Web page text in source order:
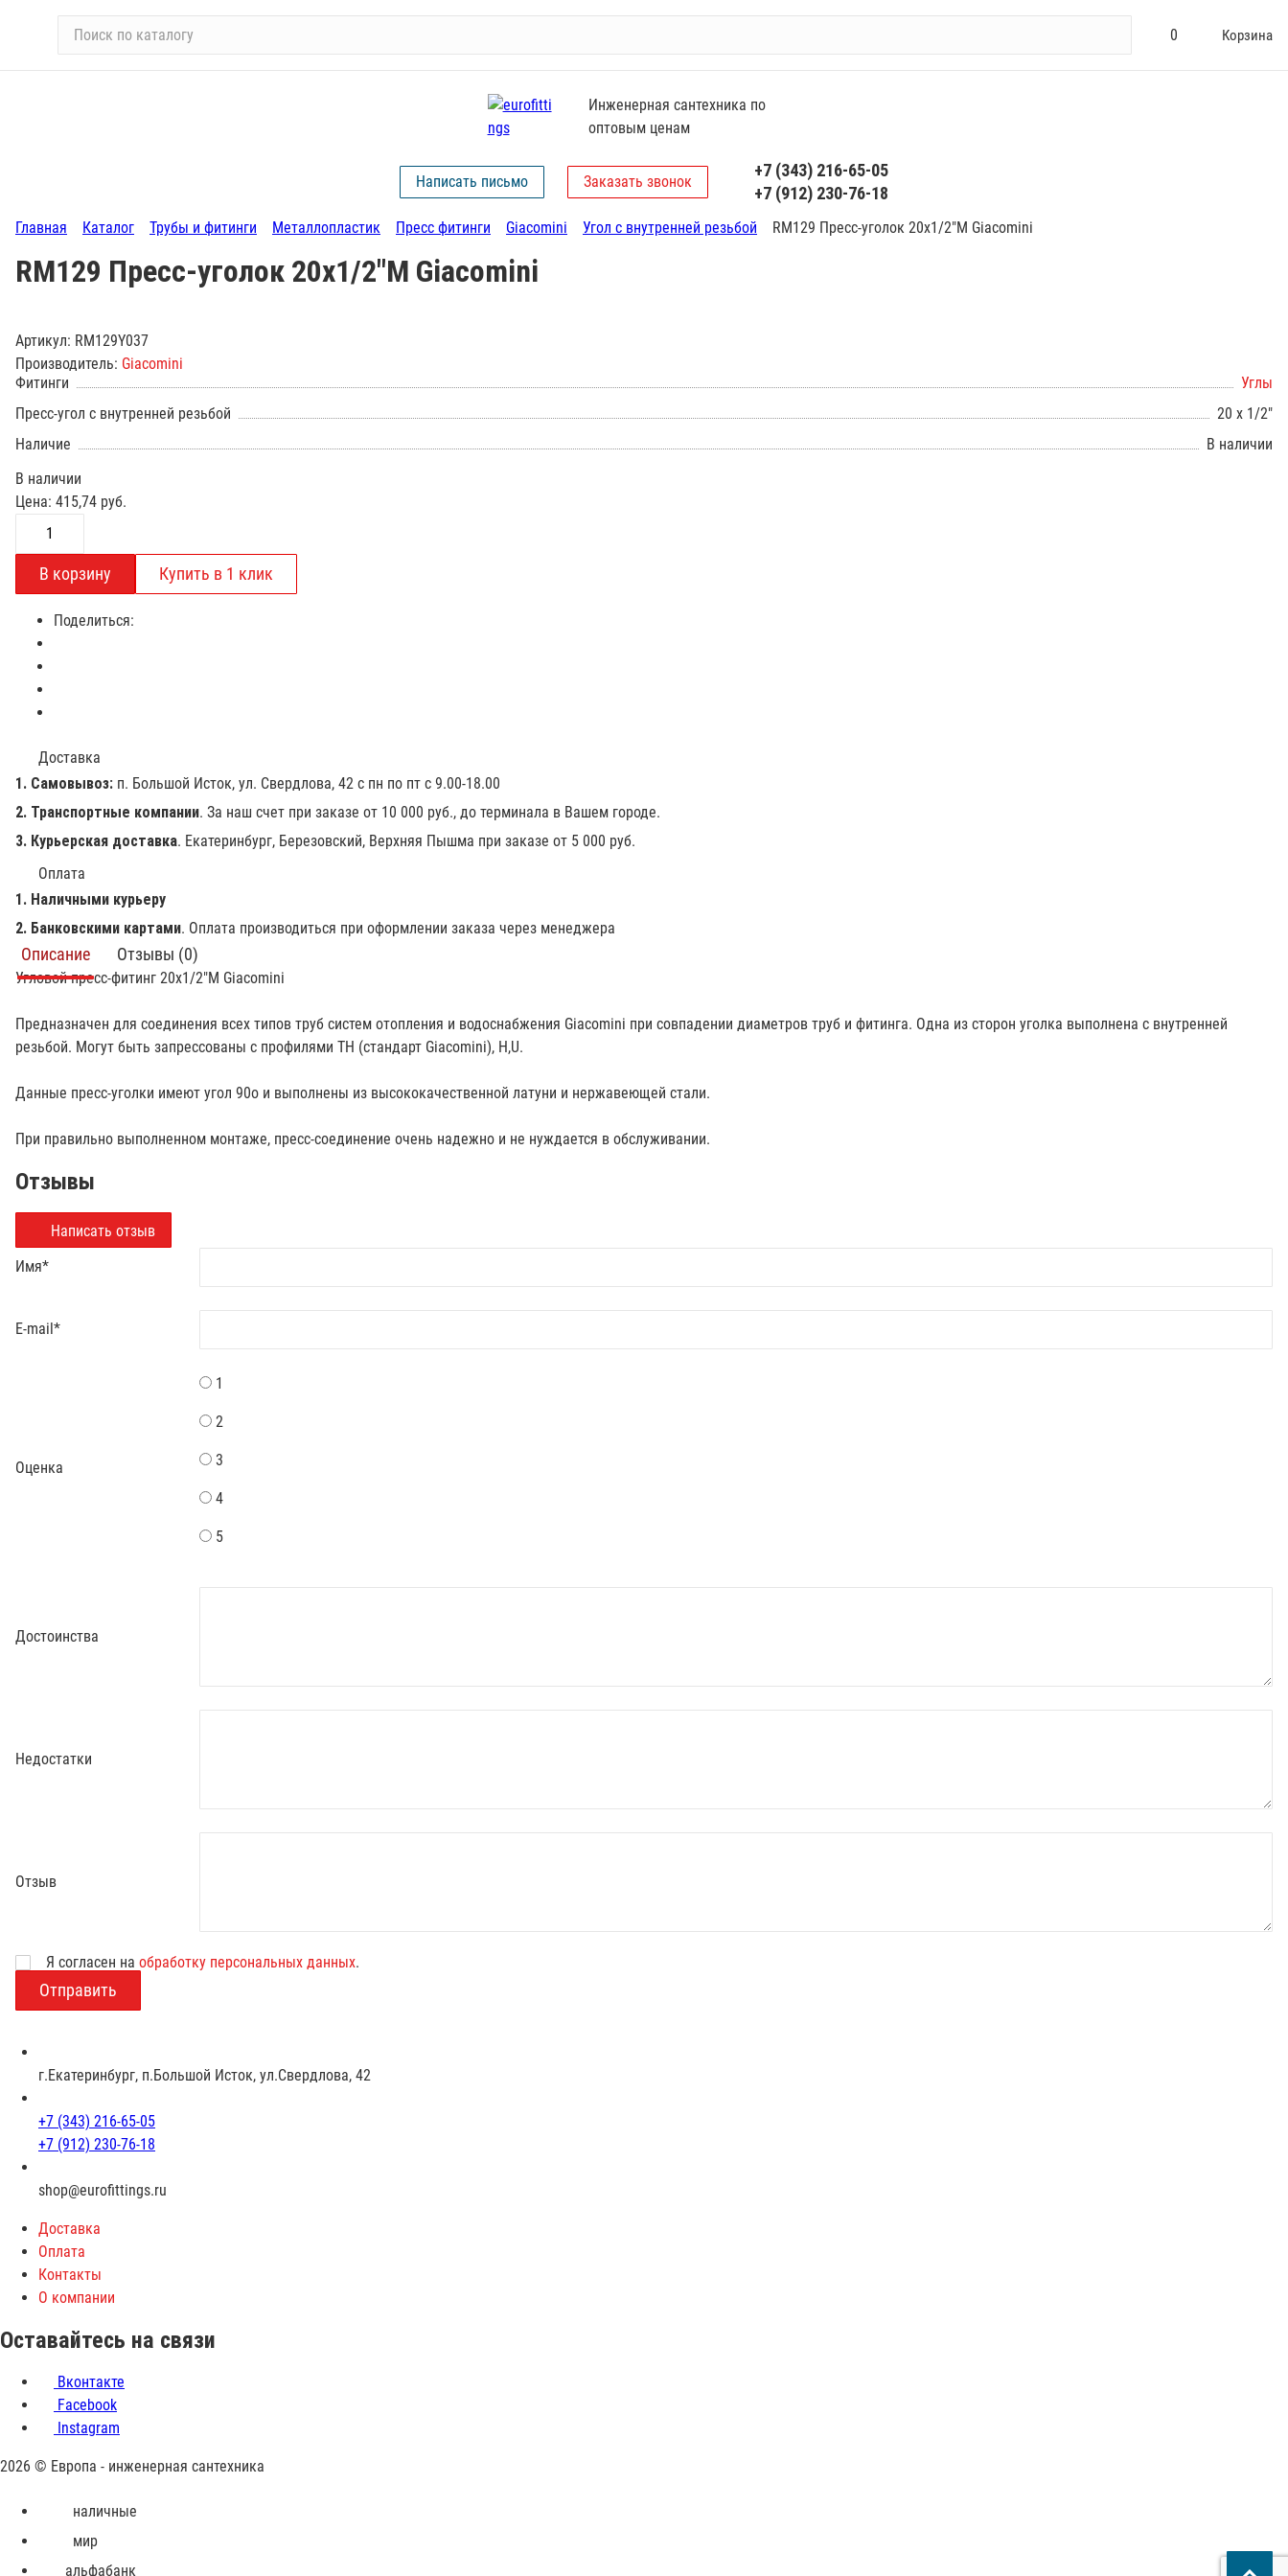
и
т
л
у
0 Корзина
Инженерная сантехника по
оптовым ценам
Написать письмо Заказать звонок
+7 (343) 216-65-05
+7 (912) 230-76-18
Главная Каталог Трубы и фитинги Металлопластик Пресс фитинги Giacomini Угол с внутренней резьбой RM129 Пресс-уголок 20х1/2"М Giacomini
RM129 Пресс-уголок 20х1/2"М Giacomini
Артикул: RM129Y037
Производитель: Giacomini
Фитинги
Углы
Пресс-угол с внутренней резьбой
20 х 1/2"
Наличие
В наличии
В наличии
Цена: 415,74 руб.
Поделиться:
Доставка
1. Самовывоз: п. Большой Исток, ул. Свердлова, 42 с пн по пт с 9.00-18.00
2. Транспортные компании. За наш счет при заказе от 10 000 руб., до терминала в Вашем городе.
3. Курьерская доставка. Екатеринбург, Березовский, Верхняя Пышма при заказе от 5 000 руб.
Оплата
1. Наличными курьеру
2. Банковскими картами. Оплата производиться при оформлении заказа через менеджера
Описание Отзывы (0)
Угловой пресс-фитинг 20х1/2"М Giacomini
Предназначен для соединения всех типов труб систем отопления и водоснабжения Giacomini при совпадении диаметров труб и фитинга. Одна из сторон уголка выполнена с внутренней
резьбой. Могут быть запрессованы с профилями TH (стандарт Giacomini), H,U.
Данные пресс-уголки имеют угол 90о и выполнены из высококачественной латуни и нержавеющей стали.
При правильно выполненном монтаже, пресс-соединение очень надежно и не нуждается в обслуживании.
Отзывы
Написать отзыв
Имя*
E-mail *
Оценка
1
2
3
4
5
Достоинства
Недостатки
Отзыв
ВозрастЯ согласен на обработку персональных данных.
г.Екатеринбург, п.Большой Исток, ул.Свердлова, 42
+7 (343) 216-65-05
+7 (912) 230-76-18
shop@eurofittings.ru
Доставка
Оплата
Контакты
О компании
Оставайтесь на связи
Вконтакте
Facebook
Instagram
2026 © Европа - инженерная сантехника
Принимаем
оплате
наличные
мир
альфабанк